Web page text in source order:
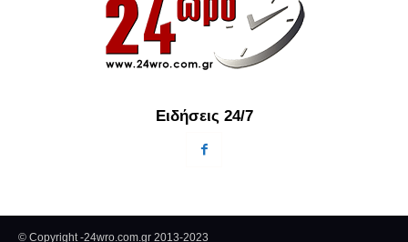
Ειδήσεις 24/7
© Copyright -24wro.com.gr 2013-2023